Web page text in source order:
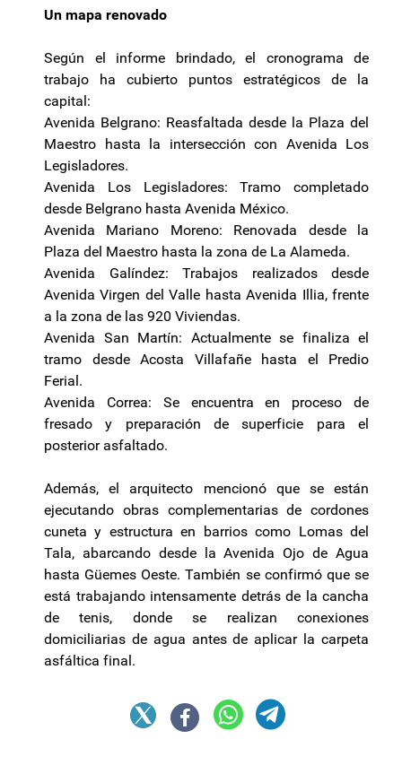
Un mapa renovado
Según el informe brindado, el cronograma de
trabajo ha cubierto puntos estratégicos de la
capital:
Avenida Belgrano: Reasfaltada desde la Plaza del
Maestro hasta la intersección con Avenida Los
Legisladores.
Avenida Los Legisladores: Tramo completado
desde Belgrano hasta Avenida México.
Avenida Mariano Moreno: Renovada desde la
Plaza del Maestro hasta la zona de La Alameda.
Avenida Galíndez: Trabajos realizados desde
Avenida Virgen del Valle hasta Avenida Illia, frente
a la zona de las 920 Viviendas.
Avenida San Martín: Actualmente se finaliza el
tramo desde Acosta Villafañe hasta el Predio
Ferial.
Avenida Correa: Se encuentra en proceso de
fresado y preparación de superficie para el
posterior asfaltado.
Además, el arquitecto mencionó que se están
ejecutando obras complementarias de cordones
cuneta y estructura en barrios como Lomas del
Tala, abarcando desde la Avenida Ojo de Agua
hasta Güemes Oeste. También se confirmó que se
está trabajando intensamente detrás de la cancha
de tenis, donde se realizan conexiones
domiciliarias de agua antes de aplicar la carpeta
asfáltica final.